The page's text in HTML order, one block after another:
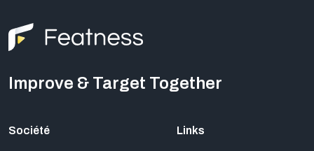
Improve & Target Together
Société Links